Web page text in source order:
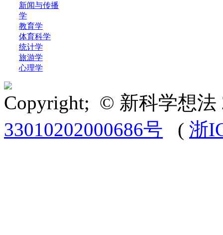
新闻与传播
学
教育学
体育科学
统计学
旅游学
心理学
Copyright; © 新科学想
33010202000686号 ( 浙